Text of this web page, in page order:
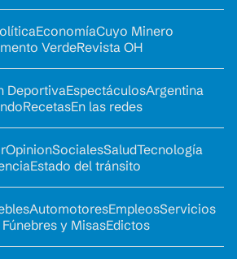
EconomíaCuyo Minero
VerdeRevista OH
DeportivaEspectáculosArgentina
RecetasEn las redes
OpinionSocialesSaludTecnología
Estado del tránsito
AutomotoresEmpleosServicios
y MisasEdictos